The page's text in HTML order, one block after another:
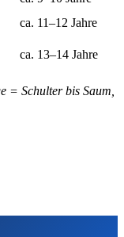
ca. 11–12 Jahre
ca. 13–14 Jahre
= Schulter bis Saum,